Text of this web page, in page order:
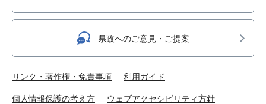
県政へのご意見・ご提案
リンク・著作権・免責事項 利用ガイド
個人情報保護の考え方 ウェブアクセシビリティ方針